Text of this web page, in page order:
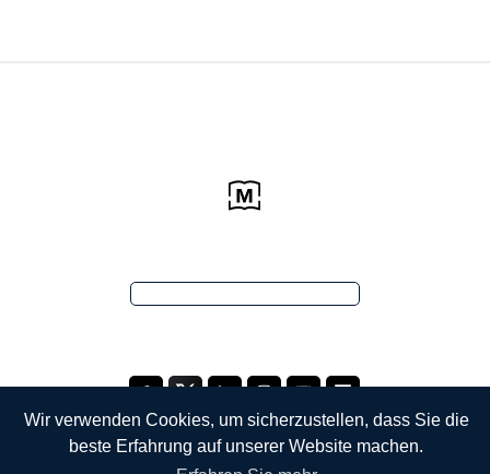
Wir verwenden Cookies, um sicherzustellen, dass Sie die
beste Erfahrung auf unserer Website machen.